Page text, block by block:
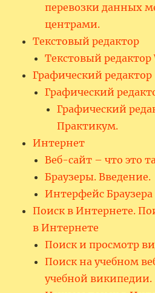
перевозки данных
центрами.
Текстовый редактор
Текстовый редактор
Графический редактор
Графический
Графический
Практикум.
Интернет
Веб-сайт – что это
Браузеры. Введение.
Интерфейс Браузера
Поиск в Интернете.
в Интернете
Поиск и просмотр
Поиск на учебном
учебной википедии.